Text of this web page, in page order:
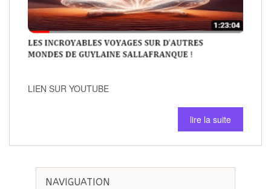
LIEN SUR YOUTUBE
lire la suite
NAVIGUATION